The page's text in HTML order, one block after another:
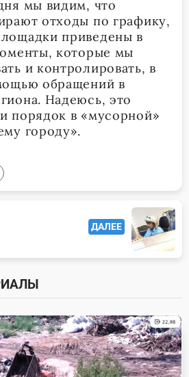
мы видим, что
отходы по графику,
приведены в
которые мы
и контролировать, в
обращений в
Надеюсь, это
порядок в «мусорной»
городу».
ДАЛЕЕ